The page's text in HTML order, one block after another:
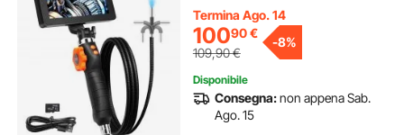
Termina Ago. 14
10090€
109,90€
-8%
Disponibile
Consegna:non appena Sab.
Ago. 15